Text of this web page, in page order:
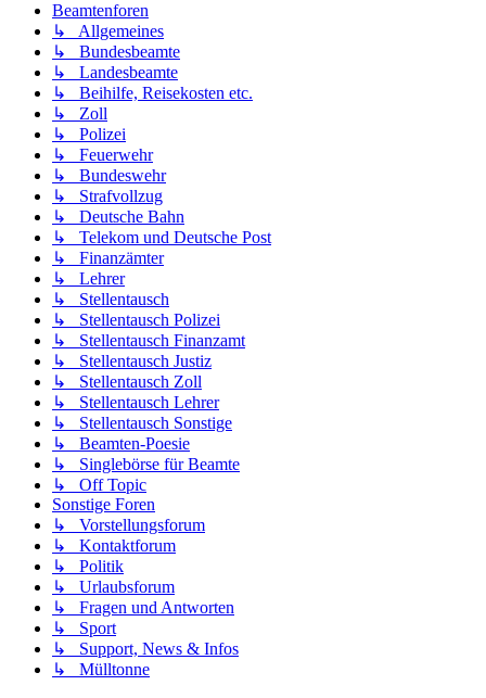
Beamtenforen
↳ Allgemeines
↳ Bundesbeamte
↳ Landesbeamte
↳ Beihilfe, Reisekosten etc.
↳ Zoll
↳ Polizei
↳ Feuerwehr
↳ Bundeswehr
↳ Strafvollzug
↳ Deutsche Bahn
↳ Telekom und Deutsche Post
↳ Finanzämter
↳ Lehrer
↳ Stellentausch
↳ Stellentausch Polizei
↳ Stellentausch Finanzamt
↳ Stellentausch Justiz
↳ Stellentausch Zoll
↳ Stellentausch Lehrer
↳ Stellentausch Sonstige
↳ Beamten-Poesie
↳ Singlebörse für Beamte
↳ Off Topic
Sonstige Foren
↳ Vorstellungsforum
↳ Kontaktforum
↳ Politik
↳ Urlaubsforum
↳ Fragen und Antworten
↳ Sport
↳ Support, News & Infos
↳ Mülltonne